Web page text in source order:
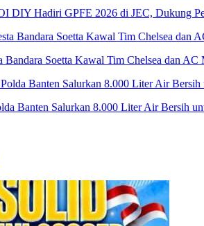
DIY Hadiri GPFE 2026 di JEC, Dukung
Bandara Soetta Kawal Tim Chelsea dan
Banten Salurkan 8.000 Liter Air Bersih